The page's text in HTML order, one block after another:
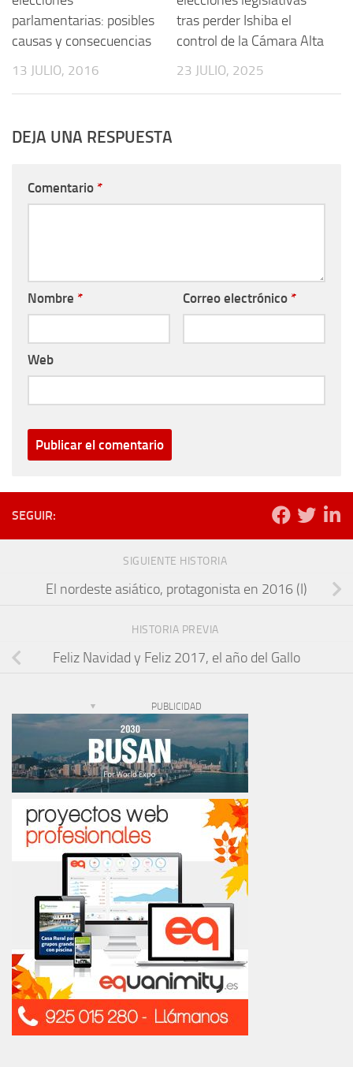
parlamentarias: posibles
causas y consecuencias
13 JULIO, 2016
tras perder Ishiba el
control de la Cámara Alta
23 JULIO, 2025
DEJA UNA RESPUESTA
Comentario *
Nombre * Correo electrónico *
Web
SEGUIR:
SIGUIENTE HISTORIA
El nordeste asiático, protagonista en 2016 (I)
HISTORIA PREVIA
Feliz Navidad y Feliz 2017, el año del Gallo
PUBLICIDAD